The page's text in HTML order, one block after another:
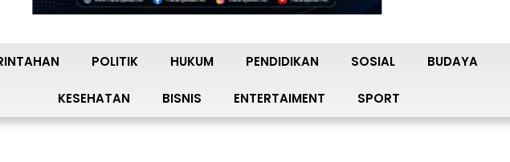
POLITIK HUKUM PENDIDIKAN SOSIAL BUDAYA
KESEHATAN BISNIS ENTERTAIMENT SPORT